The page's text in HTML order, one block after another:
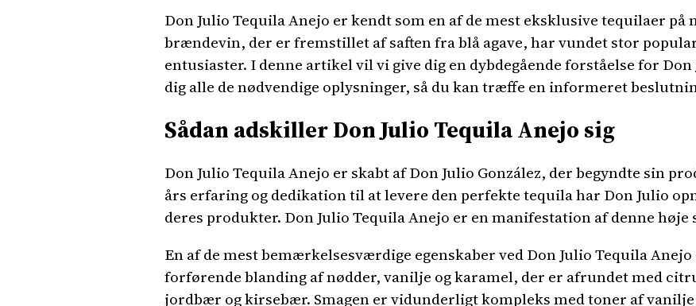
Don Julio Tequila Anejo er kendt som en af de mest eksklusive tequilaer på
brændevin, der er fremstillet af saften fra blå agave, har vundet stor
entusiaster. I denne artikel vil vi give dig en dybdegående forståelse for
dig alle de nødvendige oplysninger, så du kan træffe en informeret
Sådan adskiller Don Julio Tequila Anejo sig
Don Julio Tequila Anejo er skabt af Don Julio González, der begyndte sin
års erfaring og dedikation til at levere den perfekte tequila har Don Julio
deres produkter. Don Julio Tequila Anejo er en manifestation af denne høje
En af de mest bemærkelsesværdige egenskaber ved Don Julio Tequila
forførende blanding af nødder, vanilje og karamel, der er afrundet med
jordbær og kirsebær. Smagen er vidunderligt kompleks med toner af